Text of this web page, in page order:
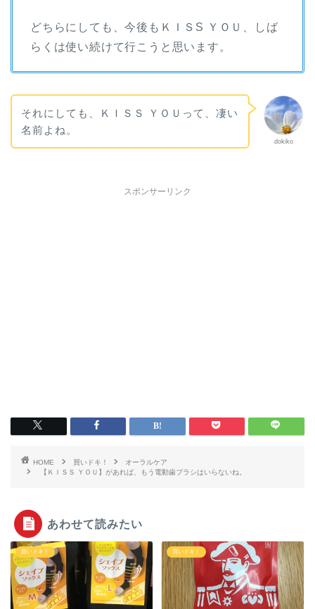
どちらにしても、今後もＫＩＳS ＹＯＵ、しば
らくは使い続けて行こうと思います。
dokiko
それにしても、ＫＩＳＳ ＹＯＵって、凄い
名前よね。
スポンサーリンク
HOME 買いドキ！
オーラルケア
【ＫＩＳＳ ＹＯＵ】があれば、もう電動歯ブラシはいらないね。
あわせて読みたい
買いドキ！ 買いドキ！